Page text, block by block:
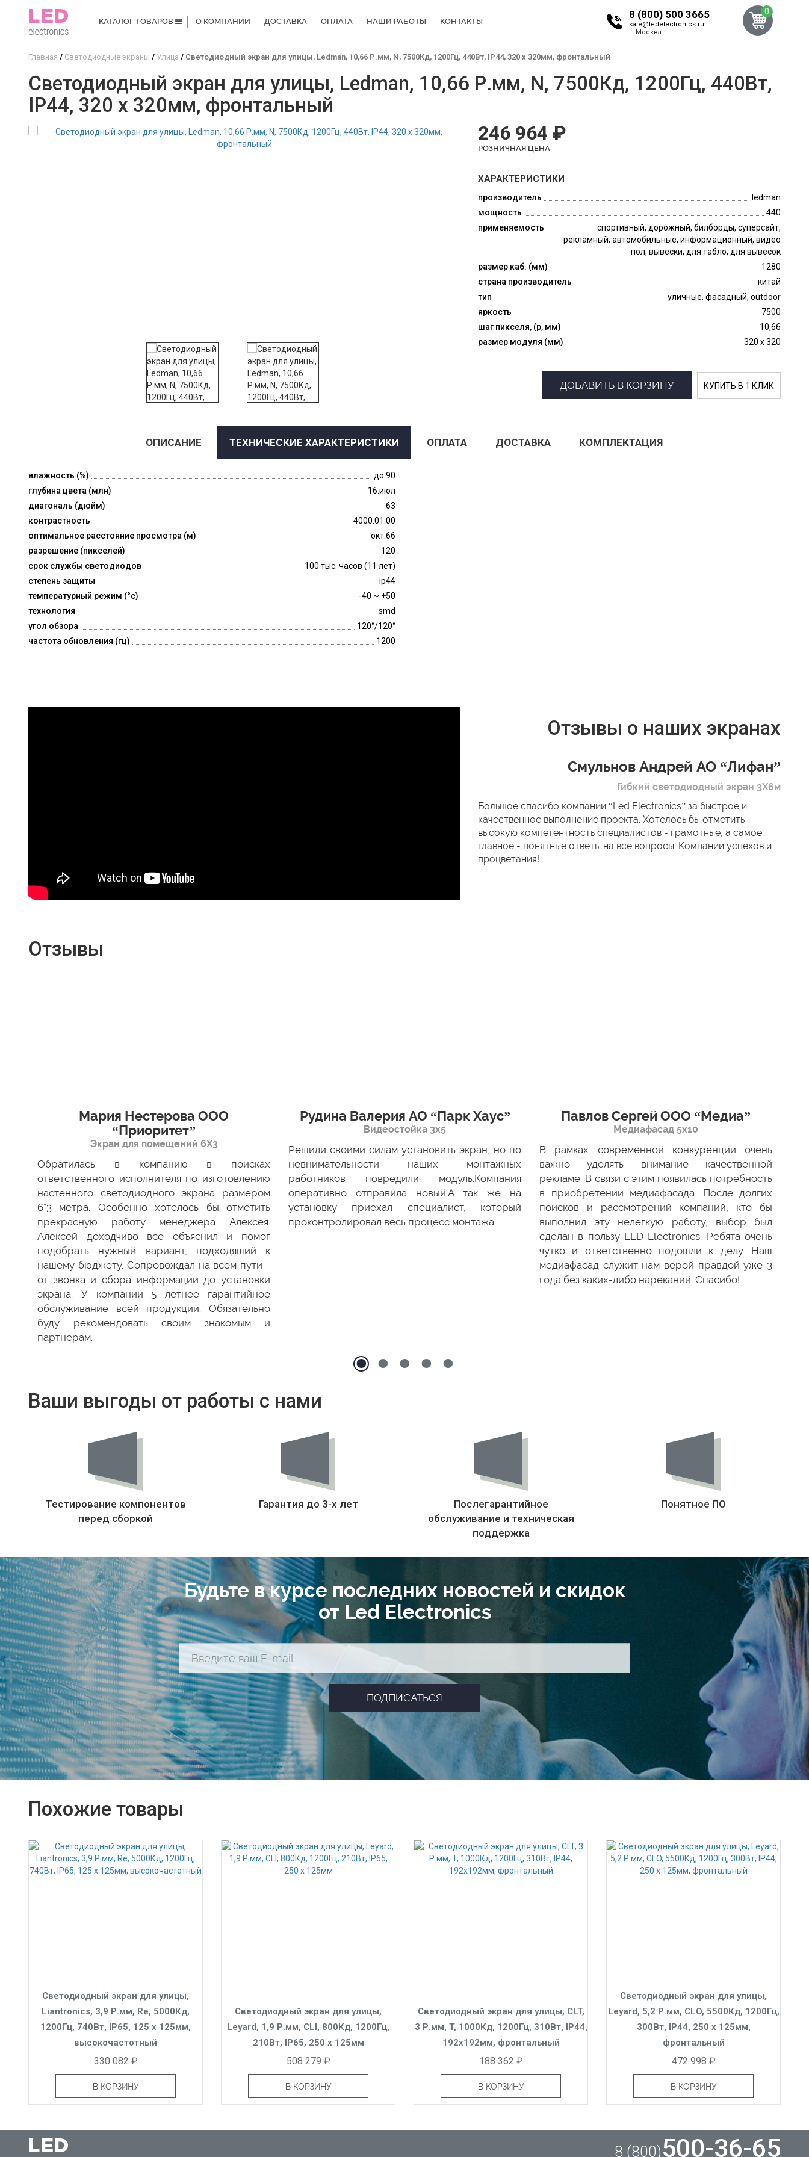
КАТАЛОГ ТОВАРОВ О КОМПАНИИ ДОСТАВКА ОПЛАТА НАШИ РАБОТЫ КОНТАКТЫ
8 (800) 500 3665
sale@ledelectronics.ru
г. Москва
0
Главная Светодиодные экраны Улица Светодиодный экран для улицы, Ledman, 10,66 Р.мм, N, 7500Кд, 1200Гц, 440Вт, IP44, 320 x 320мм, фронтальный
Светодиодный экран для улицы, Ledman, 10,66 Р.мм, N, 7500Кд, 1200Гц, 440Вт,
IP44, 320 x 320мм, фронтальный
246 964 ₽
РОЗНИЧНАЯ ЦЕНА
ХАРАКТЕРИСТИКИ
производитель
ledman
мощность
440
применяемость
спортивный, дорожный, билборды, суперсайт,
рекламный, автомобильные, информационный, видео
пол, вывески, для табло, для вывесок
размер каб. (мм)
1280
страна производитель
китай
тип
уличные, фасадный, outdoor
яркость
7500
шаг пикселя, (p, мм)
10,66
размер модуля (мм)
320 x 320
ДОБАВИТЬ В КОРЗИНУ КУПИТЬ В 1 КЛИК
ОПИСАНИЕ ТЕХНИЧЕСКИЕ ХАРАКТЕРИСТИКИ ОПЛАТА ДОСТАВКА КОМПЛЕКТАЦИЯ
влажность (%)
до 90
глубина цвета (млн)
16.июл
диагональ (дюйм)
63
контрастность
4000:01:00
оптимальное расстояние просмотра (м)
окт.66
разрешение (пикселей)
120
срок службы светодиодов
100 тыс. часов (11 лет)
степень защиты
ip44
температурный режим (°c)
-40 ~ +50
технология
smd
угол обзора
120°/120°
частота обновления (гц)
1200
Отзывы о наших экранах
Смульнов Андрей АО “Лифан”
Гибкий светодиодный экран 3Х6м
Большое спасибо компании “Led Electronics” за быстрое и
качественное выполнение проекта. Хотелось бы отметить
высокую компетентность специалистов - грамотные, а самое
главное - понятные ответы на все вопросы. Компании успехов и
процветания!
Отзывы
Мария Нестерова ООО
“Приоритет”
Экран для помещений 6Х3
Обратилась в компанию в поисках
ответственного исполнителя по изготовлению
настенного светодиодного экрана размером
6*3 метра. Особенно хотелось бы отметить
прекрасную работу менеджера Алексея.
Алексей доходчиво все объяснил и помог
подобрать нужный вариант, подходящий к
нашему бюджету. Сопровождал на всем пути -
от звонка и сбора информации до установки
экрана. У компании 5 летнее гарантийное
обслуживание всей продукции. Обязательно
буду рекомендовать своим знакомым и
партнерам.
Рудина Валерия АО “Парк Хаус”
Видеостойка 3х5
Решили своими силам установить экран, но по
невнимательности наших монтажных
работников повредили модуль.Компания
оперативно отправила новый.А так же на
установку приехал специалист, который
проконтролировал весь процесс монтажа.
Павлов Сергей ООО “Медиа”
Медиафасад 5х10
В рамках современной конкуренции очень
важно уделять внимание качественной
рекламе. В связи с этим появилась потребность
в приобретении медиафасада. После долгих
поисков и рассмотрений компаний, кто бы
выполнил эту нелегкую работу, выбор был
сделан в пользу LED Electronics. Ребята очень
чутко и ответственно подошли к делу. Наш
медиафасад служит нам верой правдой уже 3
года без каких-либо нареканий. Спасибо!
Ваши выгоды от работы с нами
Тестирование компонентов
перед сборкой
Гарантия до 3-х лет
Послегарантийное
обслуживание и техническая
поддержка
Понятное ПО
Будьте в курсе последних новостей и скидок
от Led Electronics
Похожие товары
Светодиодный экран для улицы,
Liantronics, 3,9 Р.мм, Re, 5000Кд,
1200Гц, 740Вт, IP65, 125 x 125мм,
высокочастотный
330 082 ₽
В КОРЗИНУ
Светодиодный экран для улицы,
Leyard, 1,9 Р.мм, CLI, 800Кд, 1200Гц,
210Вт, IP65, 250 x 125мм
508 279 ₽
В КОРЗИНУ
Светодиодный экран для улицы, CLT,
3 Р.мм, T, 1000Кд, 1200Гц, 310Вт, IP44,
192x192мм, фронтальный
188 362 ₽
В КОРЗИНУ
Светодиодный экран для улицы,
Leyard, 5,2 Р.мм, CLO, 5500Кд, 1200Гц,
300Вт, IP44, 250 x 125мм,
фронтальный
472 998 ₽
В КОРЗИНУ
8 (800)500-36-65